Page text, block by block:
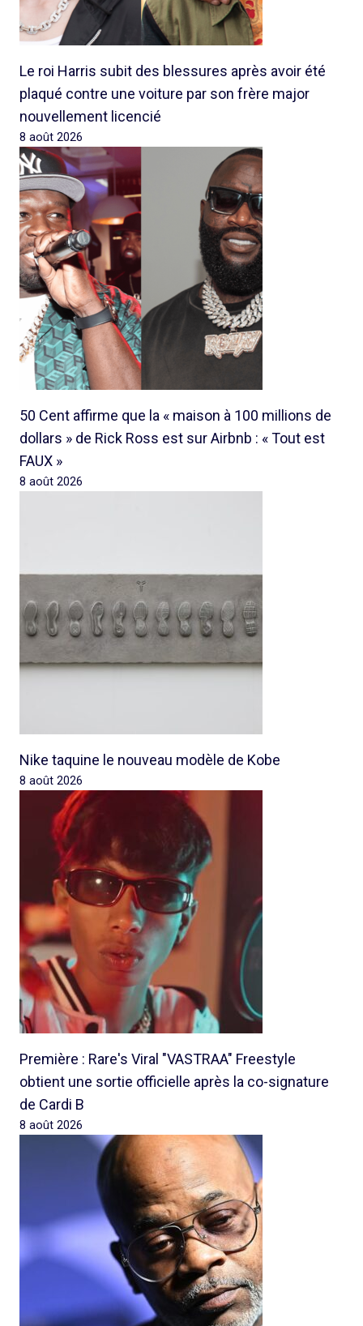
Le roi Harris subit des blessures après avoir été
plaqué contre une voiture par son frère major
nouvellement licencié
8 août 2026
50 Cent affirme que la « maison à 100 millions de
dollars » de Rick Ross est sur Airbnb : « Tout est
FAUX »
8 août 2026
Nike taquine le nouveau modèle de Kobe
8 août 2026
Première : Rare's Viral "VASTRAA" Freestyle
obtient une sortie officielle après la co-signature
de Cardi B
8 août 2026